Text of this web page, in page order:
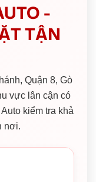
-
TẬN
Quận 8, Gò
vực lân cận có
kiểm tra khả
nơi.